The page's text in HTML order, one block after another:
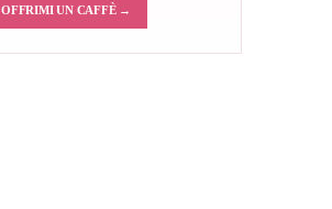
OFFRIMI UN CAFFÈ →